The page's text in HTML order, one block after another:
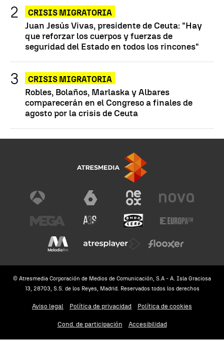
CRISIS MIGRATORIA
Juan Jesús Vivas, presidente de Ceuta: "Hay
que reforzar los cuerpos y fuerzas de
seguridad del Estado en todos los rincones"
CRISIS MIGRATORIA
Robles, Bolaños, Marlaska y Albares
comparecerán en el Congreso a finales de
agosto por la crisis de Ceuta
© Atresmedia Corporación de Medios de Comunicación, S.A - A. Isla Graciosa
13, 28703, S.S. de los Reyes, Madrid. Reservados todos los derechos
Aviso legal Política de privacidad Política de cookies
Cond. de participación Accesibilidad